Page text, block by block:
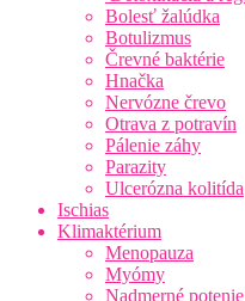
Bolesť žalúdka
Botulizmus
Črevné baktérie
Hnačka
Nervózne črevo
Otrava z potravín
Pálenie záhy
Parazity
Ulcerózna kolitída
Ischias
Klimaktérium
Menopauza
Myómy
Nadmerné potenie